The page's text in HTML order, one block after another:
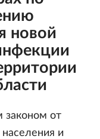
новой
законом от
и